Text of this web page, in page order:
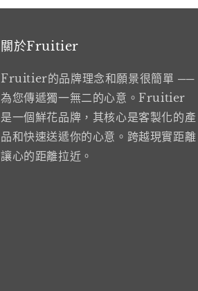
關於Fruitier
Fruitier的品牌理念和願景很簡單 ──
為您傳遞獨一無二的心意。Fruitier
是一個鮮花品牌，其核心是客製化的產
品和快速送遞你的心意。跨越現實距離
讓心的距離拉近。